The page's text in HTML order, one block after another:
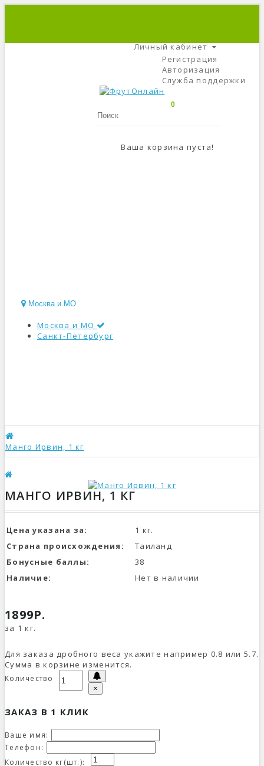
Личный кабинет
Регистрация
Авторизация
Служба поддержки
0
Ваша корзина пуста!
Москва и МО
Москва и МО
Санкт-Петербург
Манго Ирвин, 1 кг
МАНГО ИРВИН, 1 КГ
Цена указана за:
1 кг.
Страна происхождения:
Таиланд
Бонусные баллы:
38
Наличие:
Нет в наличии
1899Р.
за 1 кг.
Для заказа дробного веса укажите например 0.8 или 5.7.
Сумма в корзине изменится.
Количество
×
ЗАКАЗ В 1 КЛИК
Ваше имя:
Телефон:
Количество кг(шт.):